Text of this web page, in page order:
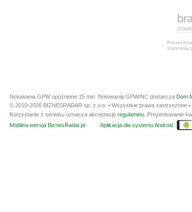
Notowania GPW opóźnione 15 min. Notowania GPW/NC dostarcza Dom
© 2010-2026 BIZNESRADAR sp. z o.o. • Wszystkie prawa zastrzeżone •
Korzystanie z serwisu oznacza akceptację regulaminu . Prezentowanie
Mobilna wersja BiznesRadar.pl
Aplikacja dla systemu Android